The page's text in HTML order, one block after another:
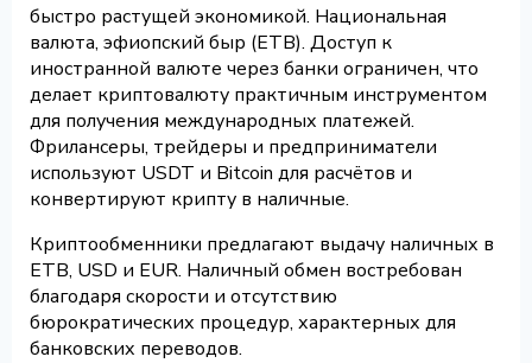
быстро растущей экономикой. Национальная
валюта, эфиопский быр (ETB). Доступ к
иностранной валюте через банки ограничен, что
делает криптовалюту практичным инструментом
для получения международных платежей.
Фрилансеры, трейдеры и предприниматели
используют USDT и Bitcoin для расчётов и
конвертируют крипту в наличные.
Криптообменники предлагают выдачу наличных в
ETB, USD и EUR. Наличный обмен востребован
благодаря скорости и отсутствию
бюрократических процедур, характерных для
банковских переводов.